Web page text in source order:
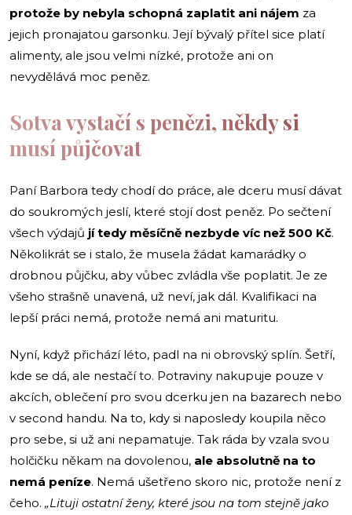
protože by nebyla schopná zaplatit ani nájem za
jejich pronajatou garsonku. Její bývalý přítel sice platí
alimenty, ale jsou velmi nízké, protože ani on
nevydělává moc peněz.
Sotva vystačí s penězi, někdy si
musí půjčovat
Paní Barbora tedy chodí do práce, ale dceru musí dávat
do soukromých jeslí, které stojí dost peněz. Po sečtení
všech výdajů jí tedy měsíčně nezbyde víc než 500 Kč.
Několikrát se i stalo, že musela žádat kamarádky o
drobnou půjčku, aby vůbec zvládla vše poplatit. Je ze
všeho strašně unavená, už neví, jak dál. Kvalifikaci na
lepší práci nemá, protože nemá ani maturitu.
Nyní, když přichází léto, padl na ni obrovský splín. Šetří,
kde se dá, ale nestačí to. Potraviny nakupuje pouze v
akcích, oblečení pro svou dcerku jen na bazarech nebo
v second handu. Na to, kdy si naposledy koupila něco
pro sebe, si už ani nepamatuje. Tak ráda by vzala svou
holčičku někam na dovolenou, ale absolutně na to
nemá peníze. Nemá ušetřeno skoro nic, protože není z
čeho. „Lituji ostatní ženy, které jsou na tom stejně jako